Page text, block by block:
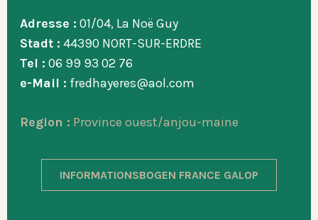
Adresse : 01/04, La Noë Guy
Stadt : 44390 NORT-SUR-ERDRE
Tel : 06 99 93 02 76
e-Mail : fredhayeres@aol.com
Region : Province ouest/anjou-maine
INFORMATIONSBOGEN FRANCE GALOP